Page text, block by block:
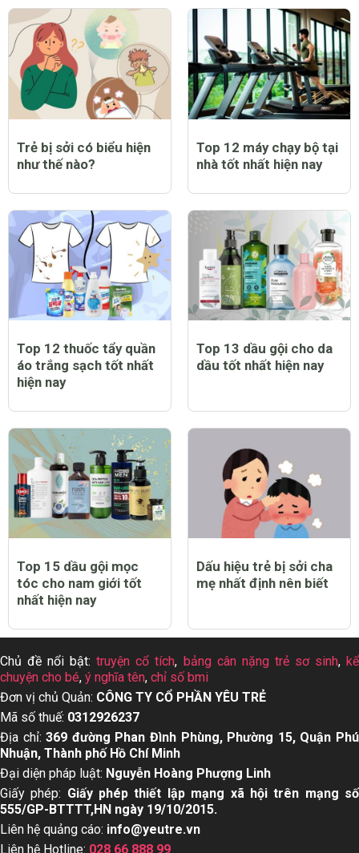
Trẻ bị sởi có biểu hiện
như thế nào?
Top 12 máy chạy bộ tại
nhà tốt nhất hiện nay
Top 12 thuốc tẩy quần
áo trắng sạch tốt nhất
hiện nay
Top 13 dầu gội cho da
dầu tốt nhất hiện nay
Top 15 dầu gội mọc
tóc cho nam giới tốt
nhất hiện nay
Dấu hiệu trẻ bị sởi cha
mẹ nhất định nên biết
Chủ đề nổi bật:truyện cổ tích, bảng cân nặng trẻ sơ sinh, kể
chuyện cho bé, ý nghĩa tên, chỉ số bmi
Đơn vị chủ Quản: CÔNG TY CỔ PHẦN YÊU TRẺ
Mã số thuế: 0312926237
Địa chỉ:369 đường Phan Đình Phùng, Phường 15, Quận Phú
Nhuận, Thành phố Hồ Chí Minh
Đại diện pháp luật: Nguyễn Hoàng Phượng Linh
Giấy phép: Giấy phép thiết lập mạng xã hội trên mạng số
555/GP-BTTTT,HN ngày 19/10/2015.
Liên hệ quảng cáo: info@yeutre.vn
Liên hệ Hotline: 028 66 888 99